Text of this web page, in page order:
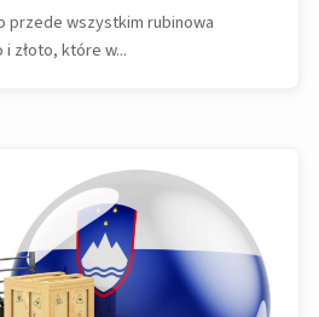
przede wszystkim rubinowa
złoto, które w...